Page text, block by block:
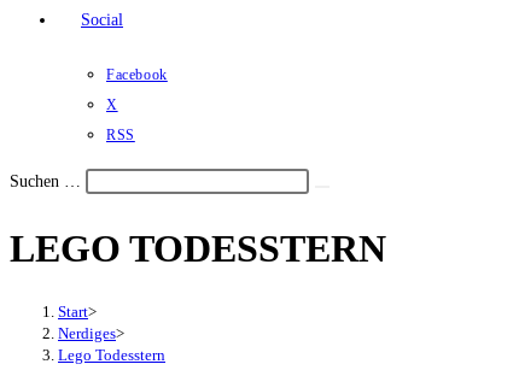
Social
Facebook
X
RSS
Suchen …
den
LEGO TODESSTERN
Start>
Nerdiges>
Lego Todesstern